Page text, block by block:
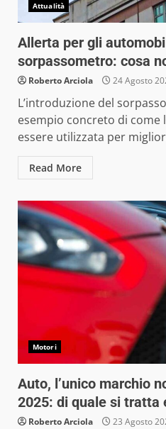
Attualità
Allerta per gli
sorpassometro: cosa
Roberto Arciola 24 Agosto
L’introduzione del
esempio concreto di come
essere utilizzata per
Read More
Motori
Auto, l’unico marchio
2025: di quale si tratta
Roberto Arciola 23 Agosto